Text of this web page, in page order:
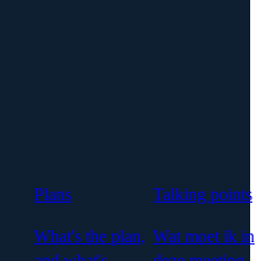
Plans
What's the plan,
Talking points
Wat moet ik in